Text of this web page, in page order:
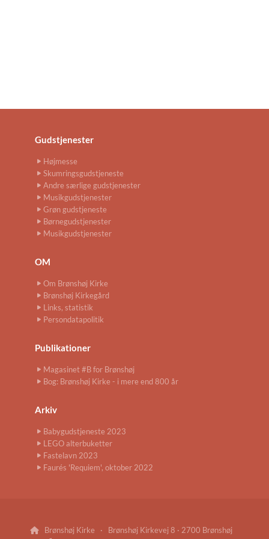
Gudstjenester
Højmesse
Skumringsgudstjeneste
Andre særlige gudstjenester
Musikgudstjenester
Grøn gudstjeneste
Børnegudstjenester
Musikgudstjenester
OM
Om Brønshøj Kirke
Brønshøj Kirkegård
Links, statistik
Persondatapolitik
Publikationer
Magasinet #B for Brønshøj
Bog: Brønshøj Kirke - i mere end 800 år
Arkiv
Babygudstjeneste 2023
LEGO alterbuketter
Fastelavn 2023
Faurés 'Requiem', oktober 2022
Brønshøj Kirke · Brønshøj Kirkevej 8 · 2700 Brønshøj